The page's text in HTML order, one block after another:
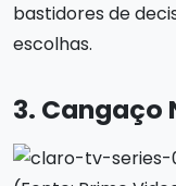
bastidores de
escolhas.
3. Cangaço